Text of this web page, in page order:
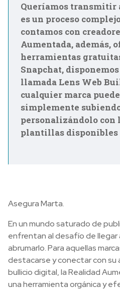
Queríamos transmitir
es un proceso
contamos con
Aumentada, además,
herramientas
Snapchat,
llamada Lens Web
cualquier marca
simplemente
personalizándolo con
plantillas disponibles
Asegura Marta.
En un mundo saturado de
enfrentan al desafío de llegar
abrumarlo. Para aquellas
destacarse y conectar con su
bullicio digital, la Realidad
una herramienta orgánica y